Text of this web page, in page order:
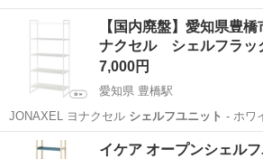
【国内廃盤】愛知県豊
ナクセル シェルフラッ
7,000円
愛知県 豊橋駅
JONAXEL ヨナクセル シェルフユニット - ホワ
… 愛知 豊橋市 収納家具
イケア オープンシェル